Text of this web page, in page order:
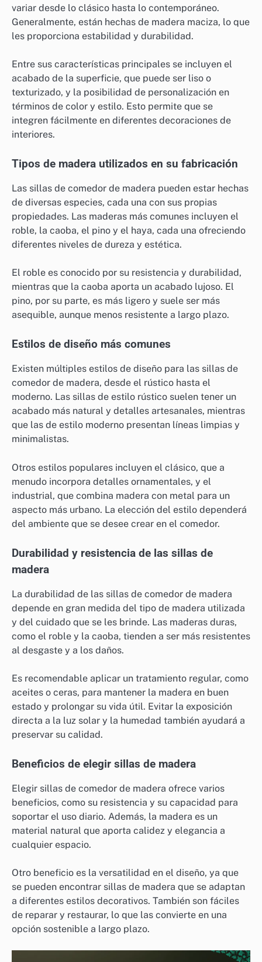
variar desde lo clásico hasta lo contemporáneo.
Generalmente, están hechas de madera maciza, lo que
les proporciona estabilidad y durabilidad.
Entre sus características principales se incluyen el
acabado de la superficie, que puede ser liso o
texturizado, y la posibilidad de personalización en
términos de color y estilo. Esto permite que se
integren fácilmente en diferentes decoraciones de
interiores.
Tipos de madera utilizados en su fabricación
Las sillas de comedor de madera pueden estar hechas
de diversas especies, cada una con sus propias
propiedades. Las maderas más comunes incluyen el
roble, la caoba, el pino y el haya, cada una ofreciendo
diferentes niveles de dureza y estética.
El roble es conocido por su resistencia y durabilidad,
mientras que la caoba aporta un acabado lujoso. El
pino, por su parte, es más ligero y suele ser más
asequible, aunque menos resistente a largo plazo.
Estilos de diseño más comunes
Existen múltiples estilos de diseño para las sillas de
comedor de madera, desde el rústico hasta el
moderno. Las sillas de estilo rústico suelen tener un
acabado más natural y detalles artesanales, mientras
que las de estilo moderno presentan líneas limpias y
minimalistas.
Otros estilos populares incluyen el clásico, que a
menudo incorpora detalles ornamentales, y el
industrial, que combina madera con metal para un
aspecto más urbano. La elección del estilo dependerá
del ambiente que se desee crear en el comedor.
Durabilidad y resistencia de las sillas de
madera
La durabilidad de las sillas de comedor de madera
depende en gran medida del tipo de madera utilizada
y del cuidado que se les brinde. Las maderas duras,
como el roble y la caoba, tienden a ser más resistentes
al desgaste y a los daños.
Es recomendable aplicar un tratamiento regular, como
aceites o ceras, para mantener la madera en buen
estado y prolongar su vida útil. Evitar la exposición
directa a la luz solar y la humedad también ayudará a
preservar su calidad.
Beneficios de elegir sillas de madera
Elegir sillas de comedor de madera ofrece varios
beneficios, como su resistencia y su capacidad para
soportar el uso diario. Además, la madera es un
material natural que aporta calidez y elegancia a
cualquier espacio.
Otro beneficio es la versatilidad en el diseño, ya que
se pueden encontrar sillas de madera que se adaptan
a diferentes estilos decorativos. También son fáciles
de reparar y restaurar, lo que las convierte en una
opción sostenible a largo plazo.